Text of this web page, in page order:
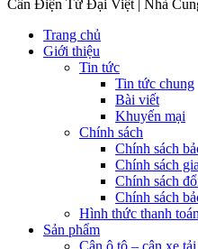
Cân Điện Tử Đại Việt | Nhà
Trang chủ
Giới thiệu
Tin tức
Tin tức chung
Bài viết
Khuyến mại
Chính sách
Chính sách
Chính sách
Chính sách
Chính sách
Hình thức thanh toán
Sản phẩm
Cân ô tô – cân xe tải